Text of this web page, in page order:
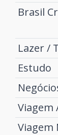
Brasil
Lazer /
Estudo
Viagem
Viagem